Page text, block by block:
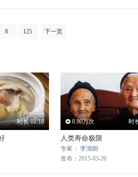
8 125 下一页
时长 01:18 8.90万次 时
人类寿命极限
专家： 李清朗
发布：2015-03-20